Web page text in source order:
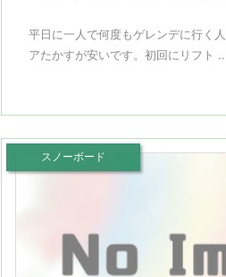
平日に一人で何度もゲレンデに行く
アたかすが安いです。初回にリフト ...
スノーボード